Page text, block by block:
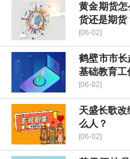
黄金期货
货还是期货
[06-02]
鹤壁市市
基础教育工
[06-02]
天盛长歌
么人？
[06-02]